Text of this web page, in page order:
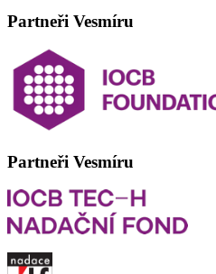
Partneři Vesmíru
Partneři Vesmíru